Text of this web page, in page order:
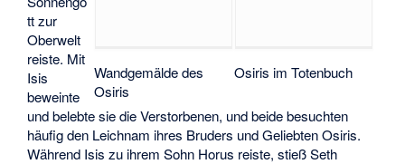
Wandgemälde des
Osiris
Osiris im Totenbuch
tt zur
Oberwelt
reiste. Mit
Isis
beweinte
und belebte sie die Verstorbenen, und beide besuchten
häufig den Leichnam ihres Bruders und Geliebten Osiris.
Während Isis zu ihrem Sohn Horus reiste, stieß Seth